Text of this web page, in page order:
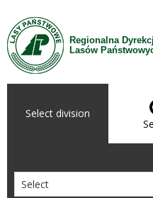
Skip to Content
Regionalna
Lasów
Select division